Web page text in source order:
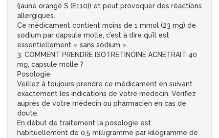
(jaune orangé S (E110)) et peut provoquer des réactions
allergiques.
Ce médicament contient moins de 1 mmol (23 mg) de
sodium par capsule molle, c’est à dire qu’il est
essentiellement « sans sodium ».
3. COMMENT PRENDRE ISOTRETINOINE ACNETRAIT 40
mg, capsule molle ?
Posologie
Veillez à toujours prendre ce médicament en suivant
exactement les indications de votre médecin. Vérifiez
auprès de votre médecin ou pharmacien en cas de
doute.
En début de traitement la posologie est
habituellement de 0,5 milligramme par kilogramme de